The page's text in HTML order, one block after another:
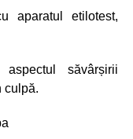
aparatul etilotest,
săvârșirii
culpă.